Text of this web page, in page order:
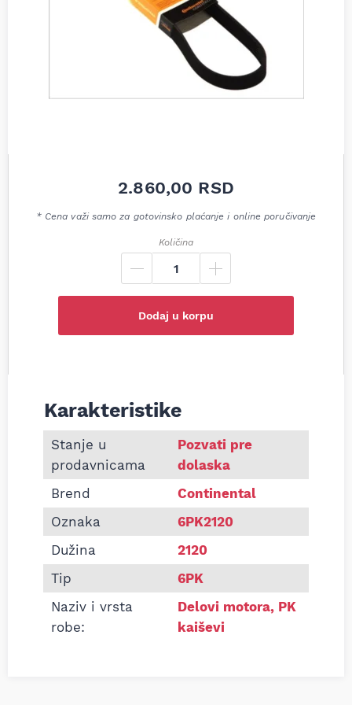
2.860,00 RSD
* Cena važi samo za gotovinsko plaćanje i online poručivanje
Količina
Dodaj u korpu
Informacije o Pk kaiš Continental 6PK2120
Karakteristike
Stanje u
prodavnicama
Pozvati pre
dolaska
Brend
Continental
Oznaka
6PK2120
Dužina
2120
Tip
6PK
Naziv i vrsta
robe:
Delovi motora, PK
kaiševi